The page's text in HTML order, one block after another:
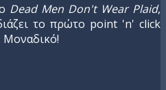
Dead Men Don't Wear Plaid,
το πρώτο point 'n' click
Μοναδικό!